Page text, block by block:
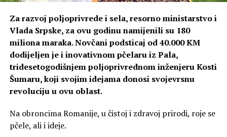
Za razvoj poljoprivrede i sela, resorno ministarstvo i
Vlada Srpske, za ovu godinu namijenili su 180
miliona maraka. Novčani podsticaj od 40.000 KM
dodijeljen je i inovativnom pčelaru iz Pala,
tridesetogodišnjem poljoprivrednom inženjeru Kosti
Šumaru, koji svojim idejama donosi svojevrsnu
revoluciju u ovu oblast.
Na obroncima Romanije, u čistoj i zdravoj prirodi, roje se
pčele, ali i ideje.